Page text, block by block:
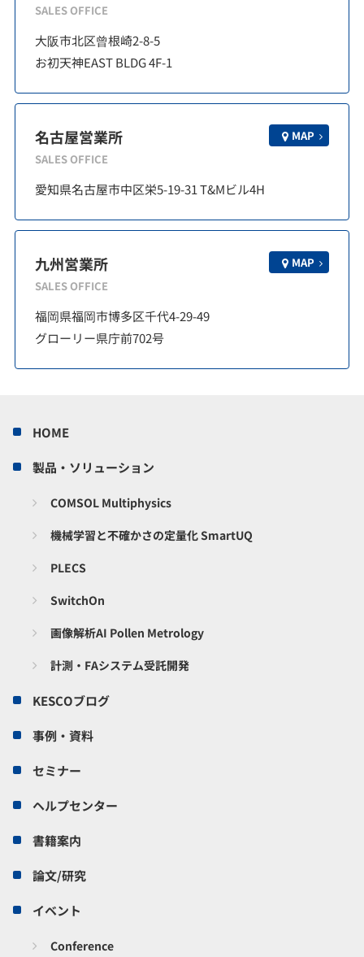
SALES OFFICE
大阪市北区曾根崎2-8-5
お初天神EAST BLDG 4F-1
名古屋営業所
SALES OFFICE
MAP
愛知県名古屋市中区栄5-19-31 T&Mビル4H
九州営業所
SALES OFFICE
MAP
福岡県福岡市博多区千代4-29-49
グローリー県庁前702号
HOME
製品・ソリューション
COMSOL Multiphysics
機械学習と不確かさの定量化 SmartUQ
PLECS
SwitchOn
画像解析AI Pollen Metrology
計測・FAシステム受託開発
KESCOブログ
事例・資料
セミナー
ヘルプセンター
書籍案内
論文/研究
イベント
Conference